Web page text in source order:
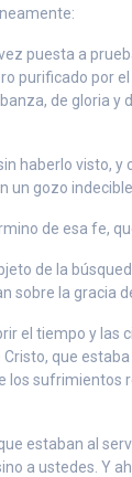
puesta a
purificado por
de gloria y
haberlo visto, y
un gozo
de esa fe,
de la
sobre la gracia
el tiempo y las
que
los sufrimientos
estaban al
a ustedes. Y